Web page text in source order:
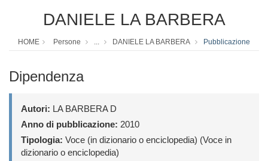
DANIELE LA BARBERA
HOME Persone ... DANIELE LA BARBERA Pubblicazione
Dipendenza
Autori: LA BARBERA D
Anno di pubblicazione: 2010
Tipologia: Voce (in dizionario o enciclopedia) (Voce in
dizionario o enciclopedia)